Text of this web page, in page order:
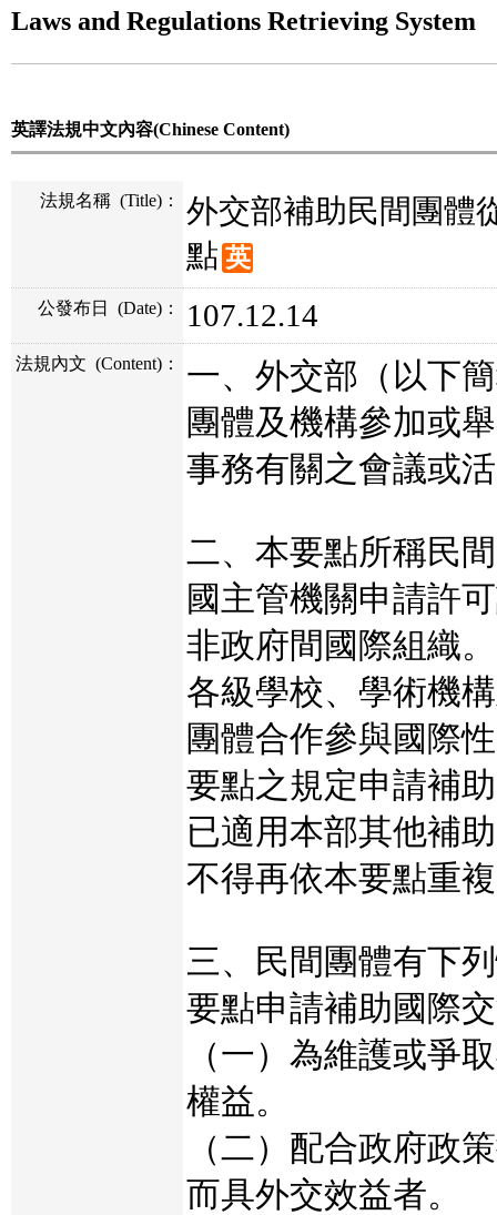
Laws and Regulations Retrieving System
英譯法規中文內容(Chinese Content)
法規名稱 (Title)：
外交部補助民間團體
點 英
公發布日 (Date)： 107.12.14
法規內文 (Content)：
一、外交部（以下
團體及機構參加或
事務有關之會議或
二、本要點所稱民
國主管機關申請許
非政府間國際組織。
各級學校、學術機
團體合作參與國際
要點之規定申請補
已適用本部其他補
不得再依本要點重
三、民間團體有下
要點申請補助國際
（一）為維護或爭
權益。
（二）配合政府政
而具外交效益者。